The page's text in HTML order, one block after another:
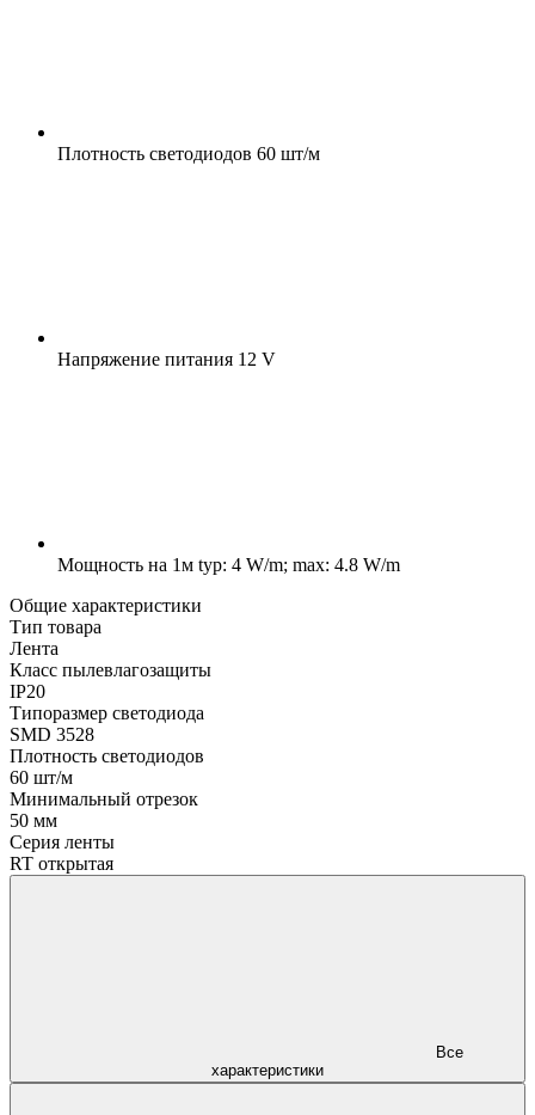
Плотность светодиодов 60 шт/м
Напряжение питания 12 V
Мощность на 1м typ: 4 W/m; max: 4.8 W/m
Общие характеристики
Тип товара
Лента
Класс пылевлагозащиты
IP20
Типоразмер светодиода
SMD 3528
Плотность светодиодов
60 шт/м
Минимальный отрезок
50 мм
Серия ленты
RT открытая
характеристики